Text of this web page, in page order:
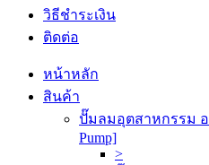
วิธีชำระเงิน
ติดต่อ
หน้าหลัก
สินค้า
ปั๊มลมอุตสาหกรรม อ
Pump]
>